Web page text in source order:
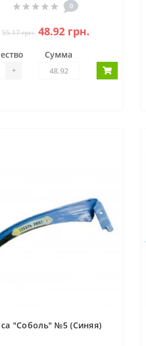
0
55.17 грн. 48.92 грн.
+
Сумма
"Соболь" №5 (Синяя)